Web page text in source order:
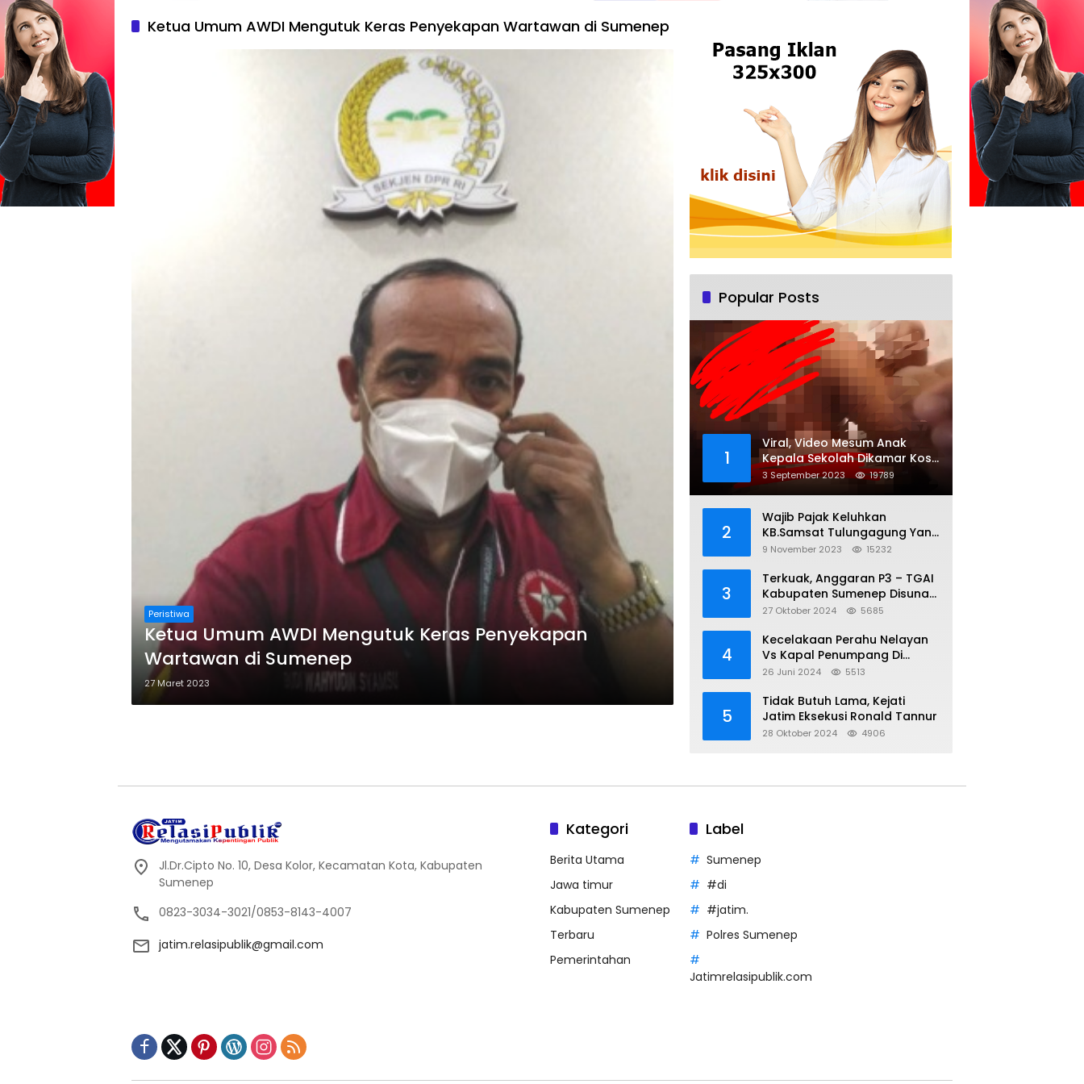
Ketua Umum AWDI Mengutuk Keras Penyekapan Wartawan di Sumenep
Peristiwa
Ketua Umum AWDI Mengutuk Keras Penyekapan
Wartawan di Sumenep
27 Maret 2023
Popular Posts
1
Viral, Video Mesum Anak
Kepala Sekolah Dikamar Kos
Sumenep
3 September 2023 19789
2
Wajib Pajak Keluhkan
KB.Samsat Tulungagung Yang
Diduga Legalkan Pungli
9 November 2023 15232
3
Terkuak, Anggaran P3 – TGAI
Kabupaten Sumenep Disunat,
Inisial S ; 35 persen Bagian
27 Oktober 2024 5685
4
Kecelakaan Perahu Nelayan
Vs Kapal Penumpang Di
Perairan Gili Iyang, 3 Orang
26 Juni 2024 5513
5
Tidak Butuh Lama, Kejati
Jatim Eksekusi Ronald Tannur
28 Oktober 2024 4906
Jl.Dr.Cipto No. 10, Desa Kolor, Kecamatan Kota, Kabupaten
Sumenep
0823-3034-3021/0853-8143-4007
jatim.relasipublik@gmail.com
Kategori
Berita Utama
Jawa timur
Kabupaten Sumenep
Terbaru
Pemerintahan
Label
Sumenep
#di
#jatim.
Polres Sumenep
Jatimrelasipublik.com